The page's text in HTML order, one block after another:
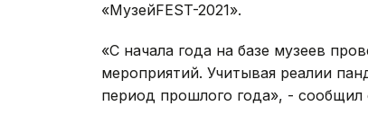
«МузейFEST-2021».
«С начала года на базе музеев
мероприятий. Учитывая реалии
период прошлого года», - сообщил